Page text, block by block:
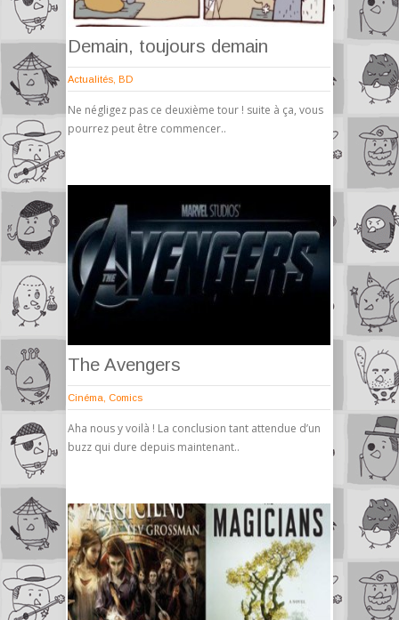
Demain, toujours demain
Actualités BD
Ne négligez pas ce deuxième tour ! suite à ça, vous
pourrez peut être commencer..
The Avengers
Cinéma Comics
Aha nous y voilà ! La conclusion tant attendue d’un
buzz qui dure depuis maintenant..